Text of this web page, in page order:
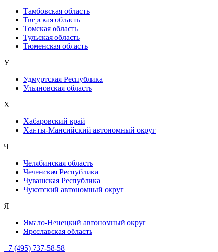
Тамбовская область
Тверская область
Томская область
Тульская область
Тюменская область
У
Удмуртская Республика
Ульяновская область
Х
Хабаровский край
Ханты-Мансийский автономный округ
Ч
Челябинская область
Чеченская Республика
Чувашская Республика
Чукотский автономный округ
Я
Ямало-Ненецкий автономный округ
Ярославская область
+7 (495) 737-58-58